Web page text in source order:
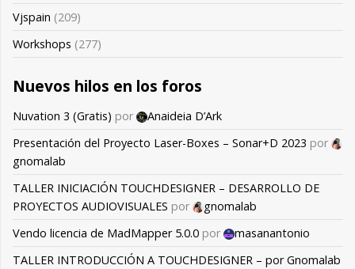
Vjspain (209)
Workshops (277)
Nuevos hilos en los foros
Nuvation 3 (Gratis) por
Anaideia D’Ark
Presentación del Proyecto Laser-Boxes – Sonar+D 2023 por
gnomalab
TALLER INICIACIÓN TOUCHDESIGNER – DESARROLLO DE
PROYECTOS AUDIOVISUALES por
gnomalab
Vendo licencia de MadMapper 5.0.0 por
masanantonio
TALLER INTRODUCCIÓN A TOUCHDESIGNER – por Gnomalab